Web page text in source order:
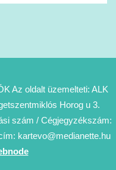
Az oldalt üzemelteti: ALK
Horog u 3.
szám / Cégjegyzékszám:
kartevo@medianette.hu